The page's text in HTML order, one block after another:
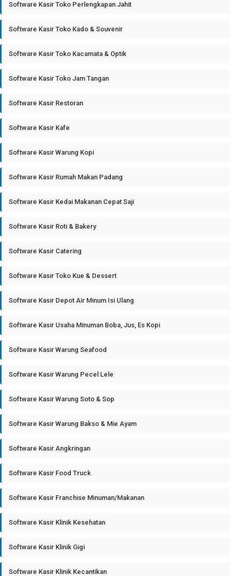
Software Kasir Toko Perlengkapan Jahit
Software Kasir Toko Kado & Souvenir
Software Kasir Toko Kacamata & Optik
Software Kasir Toko Jam Tangan
Software Kasir Restoran
Software Kasir Kafe
Software Kasir Warung Kopi
Software Kasir Rumah Makan Padang
Software Kasir Kedai Makanan Cepat Saji
Software Kasir Roti & Bakery
Software Kasir Catering
Software Kasir Toko Kue & Dessert
Software Kasir Depot Air Minum Isi Ulang
Software Kasir Usaha Minuman Boba, Jus, Es Kopi
Software Kasir Warung Seafood
Software Kasir Warung Pecel Lele
Software Kasir Warung Soto & Sop
Software Kasir Warung Bakso & Mie Ayam
Software Kasir Angkringan
Software Kasir Food Truck
Software Kasir Franchise Minuman/Makanan
Software Kasir Klinik Kesehatan
Software Kasir Klinik Gigi
Software Kasir Klinik Kecantikan